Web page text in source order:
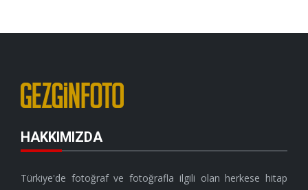
HAKKIMIZDA
Türkiye'de fotoğraf ve fotoğrafla ilgili olan herkese hitap